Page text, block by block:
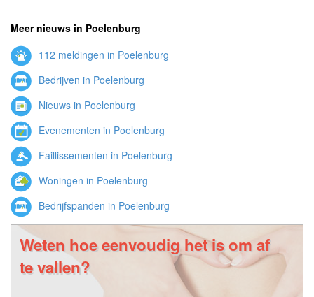
Meer nieuws in Poelenburg
112 meldingen in Poelenburg
Bedrijven in Poelenburg
Nieuws in Poelenburg
Evenementen in Poelenburg
Faillissementen in Poelenburg
Woningen in Poelenburg
Bedrijfspanden in Poelenburg
Weten hoe eenvoudig het is om af
te vallen?